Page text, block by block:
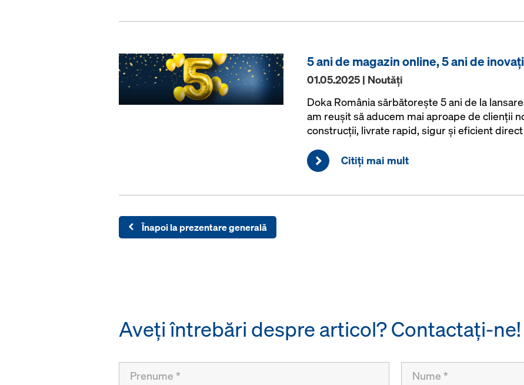
5 ani de magazin online, 5 ani de
01.05.2025 | Noutăţi
Doka România sărbătorește 5 ani de la
am reușit să aducem mai aproape de clienții
construcții, livrate rapid, sigur și eficient
Citiţi mai mult
Înapoi la prezentare generală
Aveţi întrebări despre articol? Contactaţi-ne!